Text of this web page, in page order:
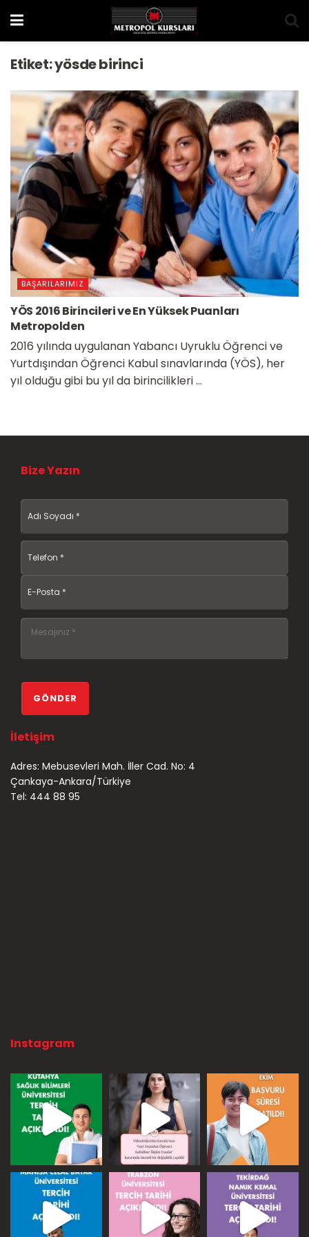
Etiket:yösde birinci
BAŞARILARIMIZ
YÖS 2016 Birincileri ve En Yüksek Puanları
Metropolden
2016 yılında uygulanan Yabancı Uyruklu Öğrenci ve
Yurtdışından Öğrenci Kabul sınavlarında (YÖS), her
yıl olduğu gibi bu yıl da birincilikleri ...
Bize Yazın
İletişim
Adres: Mebusevleri Mah. İller Cad. No: 4
Çankaya-Ankara/Türkiye
Tel: 444 88 95
Instagram